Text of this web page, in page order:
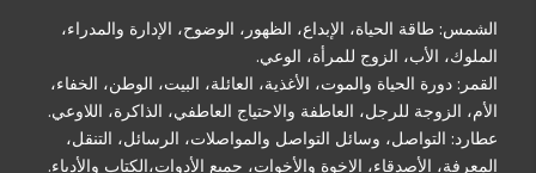
الشمس: طاقة الحياة، الإبداع، الظهور، الوضوح، الإدارة والمدراء،
الملوك، الأب، الزوج للمرأة، الوعي.
القمر: دورة الحياة والموت، الأغذية، العائلة، البيت، الوطن، الخفاء،
الأم، الزوجة للرجل، العاطفة والاحتياج العاطفي، الذاكرة، اللاوعي.
عطارد: التواصل، وسائل التواصل والمواصلات، الرسائل، التنقل،
المعرفة، الأصدقاء، الإخوة والأخوات، جميع الأدوات،الكتاب والأدباء.